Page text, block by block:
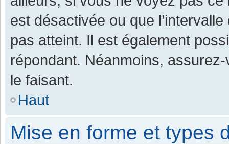
est désactivée ou que
pas atteint. Il est également
répondant. Néanmoins,
le faisant.
Haut
Mise en forme et types